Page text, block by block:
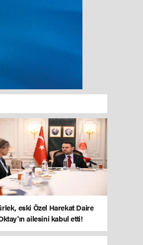
eski Özel Harekat Daire
ailesini kabul etti!